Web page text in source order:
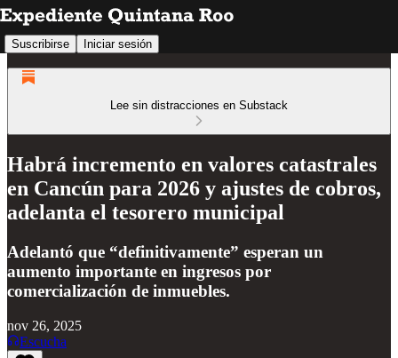
Suscribirse Iniciar sesión
Lee sin distracciones en Substack
Habrá incremento en valores catastrales
en Cancún para 2026 y ajustes de cobros,
adelanta el tesorero municipal
Adelantó que “definitivamente” esperan un
aumento importante en ingresos por
comercialización de inmuebles.
nov 26, 2025
Escucha